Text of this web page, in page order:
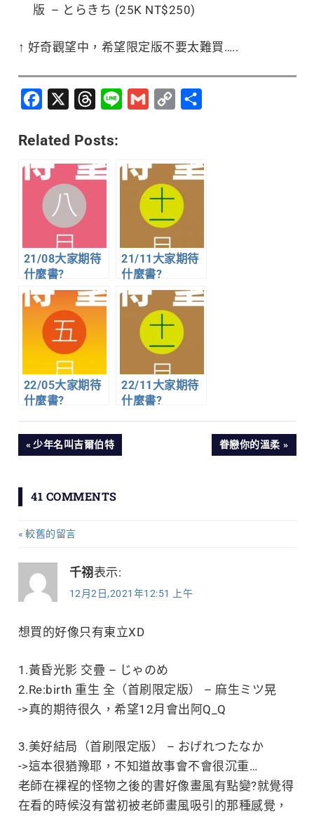
版 – とらきち (25K NT$250)
↑ 好奇觀望中，希望限定版不要太難買…..
Facebook Threads
Line Gmail
Copy
Related Posts:
21/08大家期待
什麼書?
21/11大家期待
什麼書?
22/05大家期待
什麼書?
22/11大家期待
什麼書?
文
導
覽
PREVIOUS
少年名叫吉爾伯特
NEXT
眷戀你的溫柔
41 COMMENTS
留
言
導
覽
較舊的留言
千祤 表示:
12月2日,2021年12:51 上午
想買的好像只有東立XD
1.黃昏光影 交疊 – じゃのめ
2.Re:birth 重生 全（首刷限定版） – 麻生ミツ晃
->真的期待很久，希望12月會出阿Q_Q
3.美好結局（首刷限定版） – おげれつたなか
->這本很猶豫耶，不知道故事會不會很沉重…
老師在裸裎的怪物之後的書好像畫風有點變?就覺得
在看的時候沒有當初被老師畫風吸引的那種感覺，